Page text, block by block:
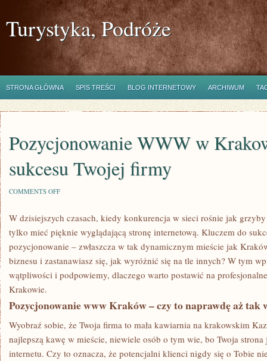
Turystyka, Podróże
STRONA GŁÓWNA SPIS TREŚCI BLOG INTERNETOWY ARCHIWUM
Pozycjonowanie WWW w
sukcesu Twojej firmy
COMMENTS OFFON
W
KLUCZ
DO
SUKCESU
TWOJEJ
FIRMY
W dzisiejszych czasach, kiedy konkurencja w sieci rośnie jak
tylko mieć pięknie wyglądającą stronę internetową. Kluczem do
pozycjonowanie – zwłaszcza w tak dynamicznym mieście jak
biznesu i zastanawiasz się, jak wyróżnić się na tle innych? W tym
wątpliwości i podpowiemy, dlaczego warto postawić na
Krakowie.
Pozycjonowanie www Kraków – czy to naprawdę aż tak
Wyobraź sobie, że Twoja firma to mała kawiarnia na krakowskim
najlepszą kawę w mieście, niewiele osób o tym wie, bo Twoja
internetu. Czy to oznacza, że potencjalni klienci nigdy się o Tobie